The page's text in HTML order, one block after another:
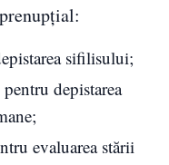
sifilisului;
depistarea
evaluarea stării